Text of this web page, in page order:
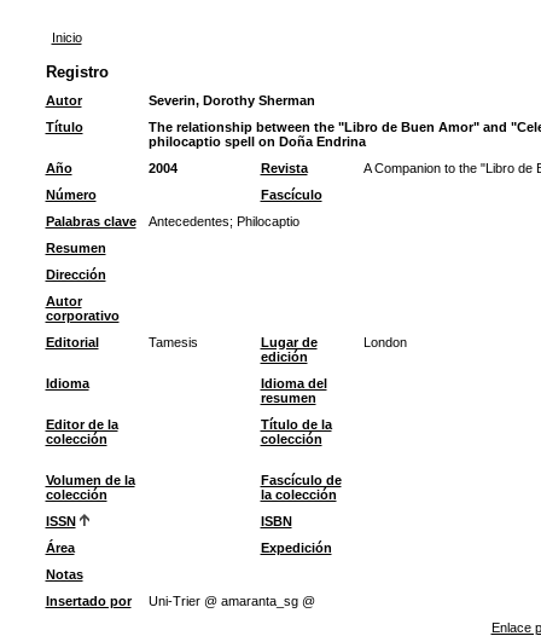
Inicio
Registro
Autor
Severin, Dorothy Sherman
Título
The relationship between the "Libro de Buen Amor" and
philocaptio spell on Doña Endrina
Año
2004 Revista
A Companion to the "Libro de
Número
Fascículo
Palabras clave
Antecedentes; Philocaptio
Resumen
Dirección
Autor
corporativo
Editorial
Tamesis
Lugar de
edición
London
Idioma
Idioma del
resumen
Editor de la
colección
Título de la
colección
Volumen de la
colección
Fascículo de
la colección
ISSN
ISBN
Área
Expedición
Notas
Insertado por
Uni-Trier @ amaranta_sg @
Enlace